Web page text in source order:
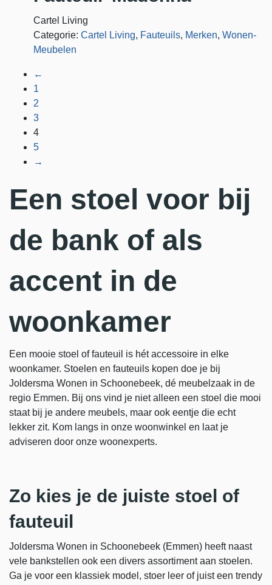
Cartel Living
Categorie: Cartel Living, Fauteuils, Merken, Wonen-
Meubelen
←
1
2
3
4
5
→
Een stoel voor bij
de bank of als
accent in de
woonkamer
Een mooie stoel of fauteuil is hét accessoire in elke
woonkamer. Stoelen en fauteuils kopen doe je bij
Joldersma Wonen in Schoonebeek, dé meubelzaak in de
regio Emmen. Bij ons vind je niet alleen een stoel die mooi
staat bij je andere meubels, maar ook eentje die echt
lekker zit. Kom langs in onze woonwinkel en laat je
adviseren door onze woonexperts.
Zo kies je de juiste stoel of
fauteuil
Joldersma Wonen in Schoonebeek (Emmen) heeft naast
vele bankstellen ook een divers assortiment aan stoelen.
Ga je voor een klassiek model, stoer leer of juist een trendy